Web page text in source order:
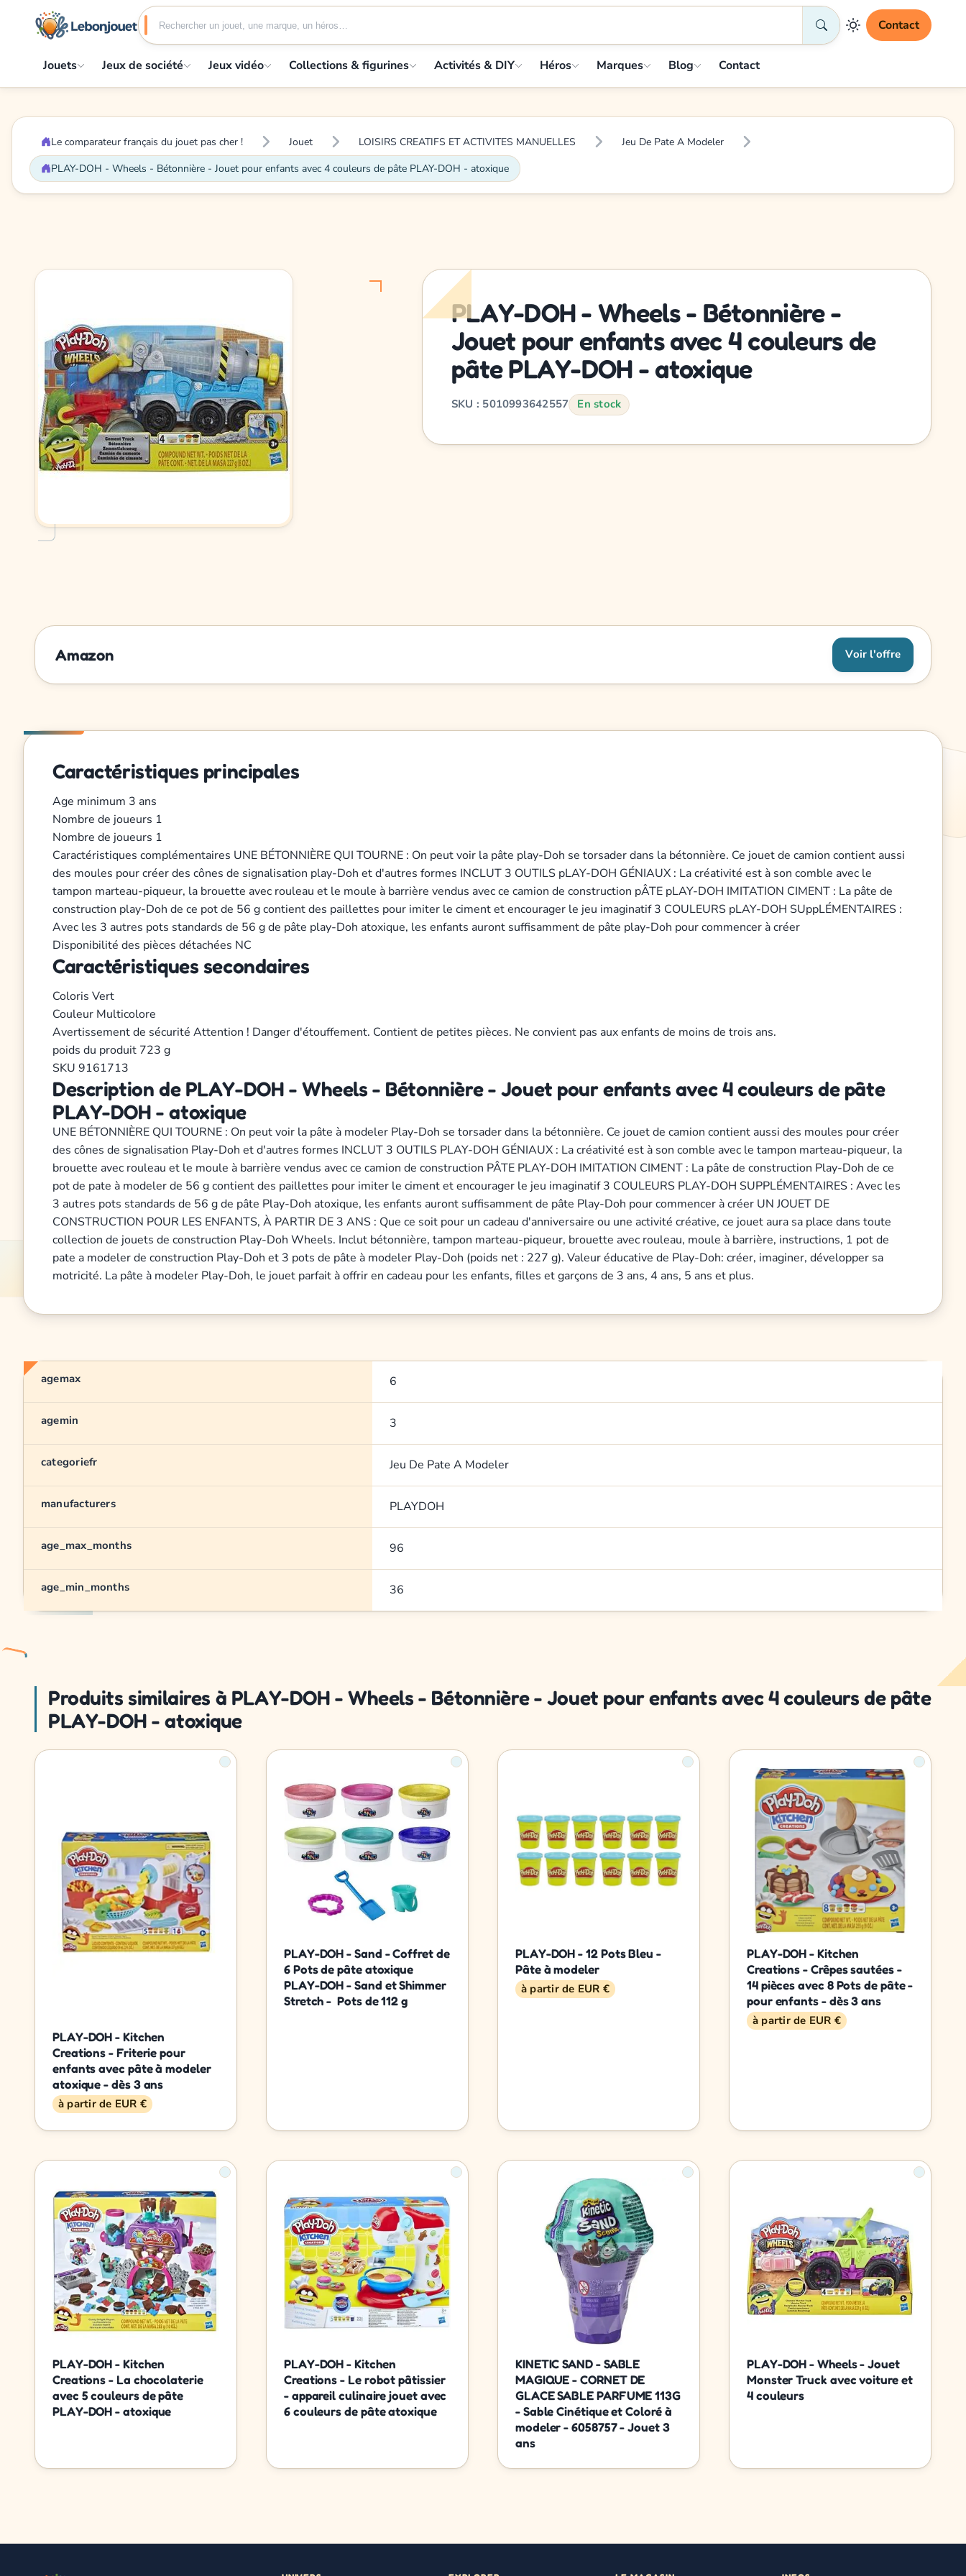
Contact
Jouets Jeux de société Jeux vidéo Collections & figurines Activités & DIY Héros Marques Blog Contact
Le comparateur français du jouet pas cher ! Jouet LOISIRS CREATIFS ET ACTIVITES MANUELLES
Jeu De Pate A Modeler
PLAY-DOH - Wheels - Bétonnière - Jouet pour enfants avec 4 couleurs de pâte PLAY-DOH - atoxique
PLAY-DOH - Wheels - Bétonnière -
Jouet pour enfants avec 4 couleurs de
pâte PLAY-DOH - atoxique
SKU : 5010993642557 En stock
Amazon Voir l'offre
Caractéristiques principales
Age minimum 3 ans
Nombre de joueurs 1
Nombre de joueurs 1
Caractéristiques complémentaires UNE BÉTONNIÈRE QUI TOURNE : On peut voir la pâte play-Doh se torsader dans la bétonnière. Ce jouet de camion contient aussi
des moules pour créer des cônes de signalisation play-Doh et d'autres formes INCLUT 3 OUTILS pLAY-DOH GÉNIAUX : La créativité est à son comble avec le
tampon marteau-piqueur, la brouette avec rouleau et le moule à barrière vendus avec ce camion de construction pÂTE pLAY-DOH IMITATION CIMENT : La pâte de
construction play-Doh de ce pot de 56 g contient des paillettes pour imiter le ciment et encourager le jeu imaginatif 3 COULEURS pLAY-DOH SUppLÉMENTAIRES :
Avec les 3 autres pots standards de 56 g de pâte play-Doh atoxique, les enfants auront suffisamment de pâte play-Doh pour commencer à créer
Disponibilité des pièces détachées NC
Caractéristiques secondaires
Coloris Vert
Couleur Multicolore
Avertissement de sécurité Attention ! Danger d'étouffement. Contient de petites pièces. Ne convient pas aux enfants de moins de trois ans.
poids du produit 723 g
SKU 9161713
Description de PLAY-DOH - Wheels - Bétonnière - Jouet pour enfants avec 4 couleurs de pâte
PLAY-DOH - atoxique
UNE BÉTONNIÈRE QUI TOURNE : On peut voir la pâte à modeler Play-Doh se torsader dans la bétonnière. Ce jouet de camion contient aussi des moules pour créer
des cônes de signalisation Play-Doh et d'autres formes INCLUT 3 OUTILS PLAY-DOH GÉNIAUX : La créativité est à son comble avec le tampon marteau-piqueur, la
brouette avec rouleau et le moule à barrière vendus avec ce camion de construction PÂTE PLAY-DOH IMITATION CIMENT : La pâte de construction Play-Doh de ce
pot de pate à modeler de 56 g contient des paillettes pour imiter le ciment et encourager le jeu imaginatif 3 COULEURS PLAY-DOH SUPPLÉMENTAIRES : Avec les
3 autres pots standards de 56 g de pâte Play-Doh atoxique, les enfants auront suffisamment de pâte Play-Doh pour commencer à créer UN JOUET DE
CONSTRUCTION POUR LES ENFANTS, À PARTIR DE 3 ANS : Que ce soit pour un cadeau d'anniversaire ou une activité créative, ce jouet aura sa place dans toute
collection de jouets de construction Play-Doh Wheels. Inclut bétonnière, tampon marteau-piqueur, brouette avec rouleau, moule à barrière, instructions, 1 pot de
pate a modeler de construction Play-Doh et 3 pots de pâte à modeler Play-Doh (poids net : 227 g). Valeur éducative de Play-Doh: créer, imaginer, développer sa
motricité. La pâte à modeler Play-Doh, le jouet parfait à offrir en cadeau pour les enfants, filles et garçons de 3 ans, 4 ans, 5 ans et plus.
agemax 6
agemin 3
categoriefr Jeu De Pate A Modeler
manufacturers PLAYDOH
age_max_months 96
age_min_months 36
Produits similaires à PLAY-DOH - Wheels - Bétonnière - Jouet pour enfants avec 4 couleurs de pâte
PLAY-DOH - atoxique
PLAY-DOH - Kitchen
Creations - Friterie pour
enfants avec pâte à modeler
atoxique - dès 3 ans
à partir de EUR €
PLAY-DOH - Sand - Coffret de
6 Pots de pâte atoxique
PLAY-DOH - Sand et Shimmer
Stretch - Pots de 112 g
PLAY-DOH - 12 Pots Bleu -
Pâte à modeler
à partir de EUR €
PLAY-DOH - Kitchen
Creations - Crêpes sautées -
14 pièces avec 8 Pots de pâte -
pour enfants - dès 3 ans
à partir de EUR €
PLAY-DOH - Kitchen
Creations - La chocolaterie
avec 5 couleurs de pâte
PLAY-DOH - atoxique
PLAY-DOH - Kitchen
Creations - Le robot pâtissier
- appareil culinaire jouet avec
6 couleurs de pâte atoxique
KINETIC SAND - SABLE
MAGIQUE - CORNET DE
GLACE SABLE PARFUME 113G
- Sable Cinétique et Coloré à
modeler - 6058757 - Jouet 3
ans
PLAY-DOH - Wheels - Jouet
Monster Truck avec voiture et
4 couleurs